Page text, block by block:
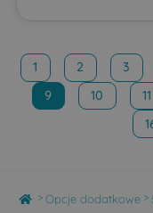
1 2 3
9
10 11
Home
> Opcje dodatkowe>